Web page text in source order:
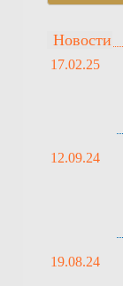
Новости
17.02.25
12.09.24
19.08.24